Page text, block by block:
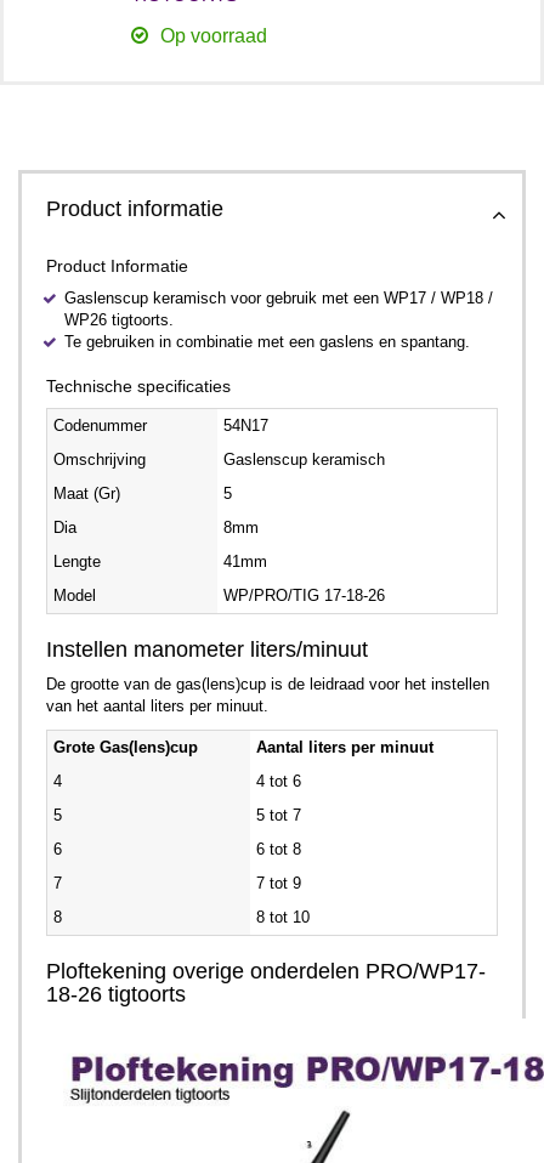
Op voorraad
Product informatie
Product Informatie
Gaslenscup keramisch voor gebruik met een WP17 / WP18 /
WP26 tigtoorts.
Te gebruiken in combinatie met een gaslens en spantang.
Technische specificaties
Codenummer
54N17
Omschrijving
Gaslenscup keramisch
Maat (Gr)
5
Dia
8mm
Lengte
41mm
Model
WP/PRO/TIG 17-18-26
Instellen manometer liters/minuut
De grootte van de gas(lens)cup is de leidraad voor het instellen
van het aantal liters per minuut.
Grote Gas(lens)cup
Aantal liters per minuut
4
4 tot 6
5
5 tot 7
6
6 tot 8
7
7 tot 9
8
8 tot 10
Ploftekening overige onderdelen PRO/WP17-
18-26 tigtoorts